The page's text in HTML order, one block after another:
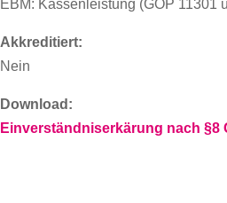
EBM: Kassenleistung (GOP 11301
Akkreditiert:
Nein
Download:
Einverständniserkärung nach §8